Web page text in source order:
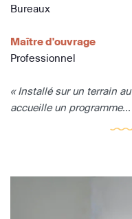
Bureaux
Maître d'ouvrage
Professionnel
« Installé sur un terrain
accueille un programme...